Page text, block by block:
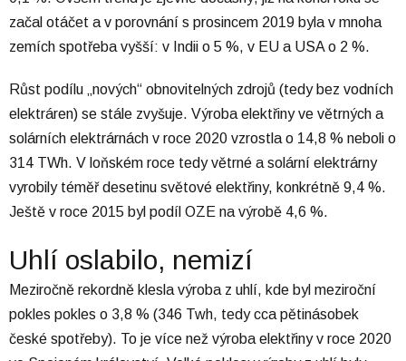
začal otáčet a v porovnání s prosincem 2019 byla v mnoha
zemích spotřeba vyšší: v Indii o 5 %, v EU a USA o 2 %.
Růst podílu „nových“ obnovitelných zdrojů (tedy bez vodních
elektráren) se stále zvyšuje. Výroba elektřiny ve větrných a
solárních elektrárnách v roce 2020 vzrostla o 14,8 % neboli o
314 TWh. V loňském roce tedy větrné a solární elektrárny
vyrobily téměř desetinu světové elektřiny, konkrétně 9,4 %.
Ještě v roce 2015 byl podíl OZE na výrobě 4,6 %.
Uhlí oslabilo, nemizí
Meziročně rekordně klesla výroba z uhlí, kde byl meziroční
pokles pokles o 3,8 % (346 Twh, tedy cca pětinásobek
české spotřeby). To je více než výroba elektřiny v roce 2020